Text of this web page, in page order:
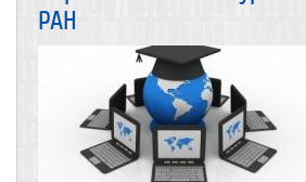
РАН